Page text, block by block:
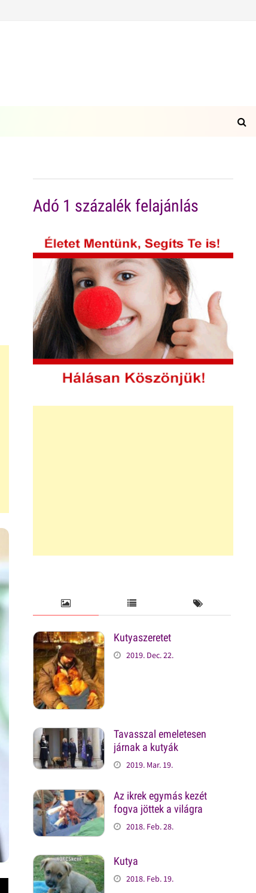
Adó 1 százalék felajánlás
Kutyaszeretet
2019. Dec. 22.
Tavasszal emeletesen
járnak a kutyák
2019. Mar. 19.
Az ikrek egymás kezét
fogva jöttek a világra
2018. Feb. 28.
Kutya
2018. Feb. 19.